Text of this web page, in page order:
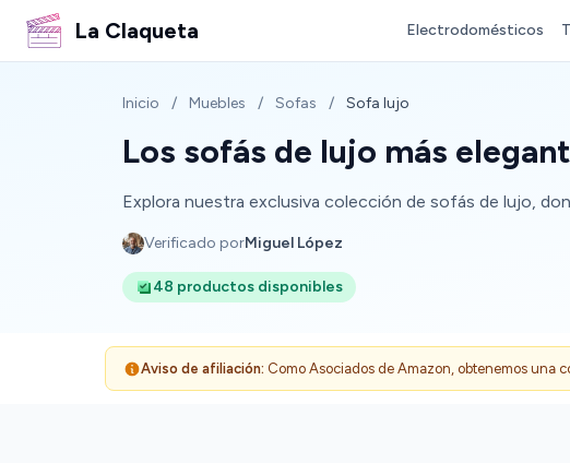
La Claqueta Electrodomésticos
Inicio / Muebles / Sofas / Sofa lujo
Los sofás de lujo más
Explora nuestra exclusiva colección de sofás de lujo,
Verificado porMiguel López
48 productos disponibles
Aviso de afiliación: Como Asociados de Amazon, obtenemos una